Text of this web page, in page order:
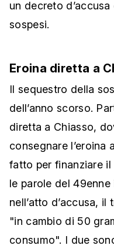
un decreto
sospesi.
Eroina diretta a
Il sequestro della
dell’anno scorso.
diretta a Chiasso,
consegnare l’eroina
fatto per finanziare
le parole del
nell’atto d’accusa,
"in cambio di 50
consumo". I due